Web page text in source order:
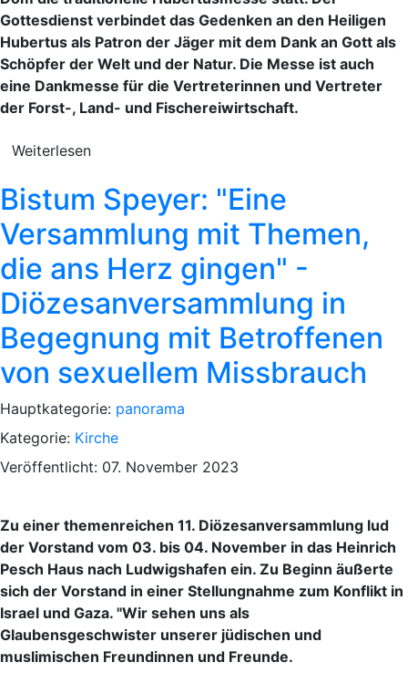
Gottesdienst verbindet das Gedenken an den Heiligen
Hubertus als Patron der Jäger mit dem Dank an Gott als
Schöpfer der Welt und der Natur. Die Messe ist auch
eine Dankmesse für die Vertreterinnen und Vertreter
der Forst-, Land- und Fischereiwirtschaft.
Weiterlesen
Bistum Speyer: "Eine
Versammlung mit Themen,
die ans Herz gingen" -
Diözesanversammlung in
Begegnung mit Betroffenen
von sexuellem Missbrauch
Hauptkategorie: panorama
Kategorie: Kirche
Veröffentlicht: 07. November 2023
Zu einer themenreichen 11. Diözesanversammlung lud
der Vorstand vom 03. bis 04. November in das Heinrich
Pesch Haus nach Ludwigshafen ein. Zu Beginn äußerte
sich der Vorstand in einer Stellungnahme zum Konflikt in
Israel und Gaza. "Wir sehen uns als
Glaubensgeschwister unserer jüdischen und
muslimischen Freundinnen und Freunde.